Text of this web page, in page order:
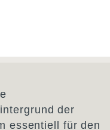
der
essentiell für den